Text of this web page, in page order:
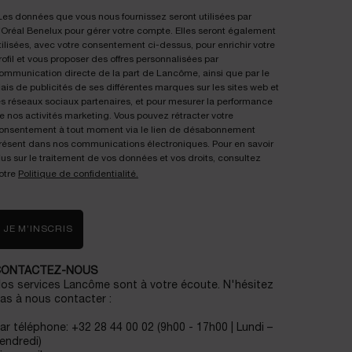
données que vous nous fournissez seront utilisées par
Benelux pour gérer votre compte. Elles seront également
avec votre consentement ci-dessus, pour enrichir votre
et vous proposer des offres personnalisées par
directe de la part de Lancôme, ainsi que par le
de publicités de ses différentes marques sur les sites web et
réseaux sociaux partenaires, et pour mesurer la performance
nos activités marketing. Vous pouvez rétracter votre
à tout moment via le lien de désabonnement
dans nos communications électroniques. Pour en savoir
sur le traitement de vos données et vos droits, consultez
Politique de confidentialité.
JE M’INSCRIS
NOUS
services Lancôme sont à votre écoute. N'hésitez
à nous contacter :
téléphone: +32 28 44 00 02 (9h00 - 17h00 | Lundi –